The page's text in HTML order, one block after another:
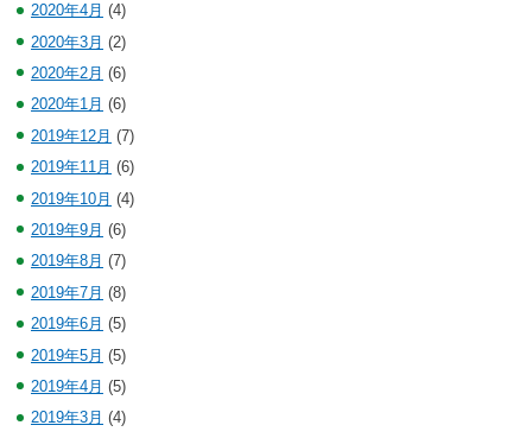
2020年4月 (4)
2020年3月 (2)
2020年2月 (6)
2020年1月 (6)
2019年12月 (7)
2019年11月 (6)
2019年10月 (4)
2019年9月 (6)
2019年8月 (7)
2019年7月 (8)
2019年6月 (5)
2019年5月 (5)
2019年4月 (5)
2019年3月 (4)